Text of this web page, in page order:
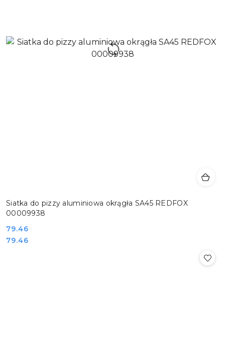
Siatka do pizzy aluminiowa okrągła SA45 REDFOX
00009938
Cena:
79.46
Cena:
79.46